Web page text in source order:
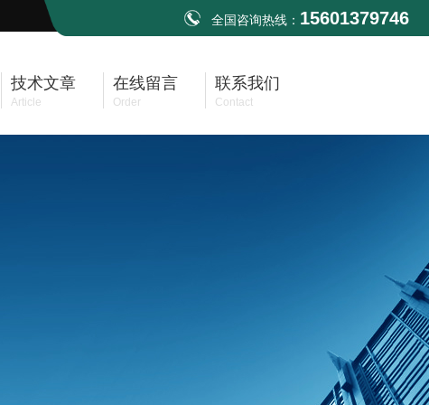
全国咨询热线： 15601379746
技术文章
Article
在线留言
Order
联系我们
Contact